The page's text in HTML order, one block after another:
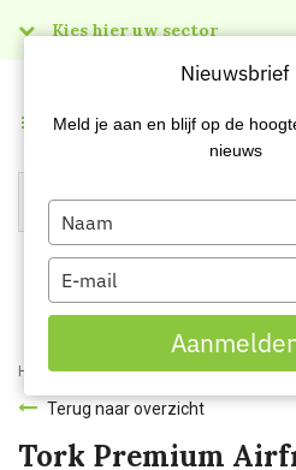
Kies hier uw sector
Menu
Home Webshop Schoonmaakartikelen
Terug naar overzicht
Tork Premium
Nieuwsbrief
Meld je aan en blijf op de
nieuws
Type
your
name
Type
your
email